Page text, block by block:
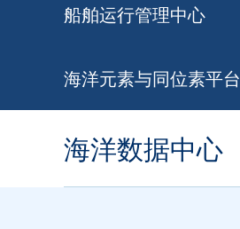
船舶运行管理中心
海洋元素与同位素平台
海洋数据中心